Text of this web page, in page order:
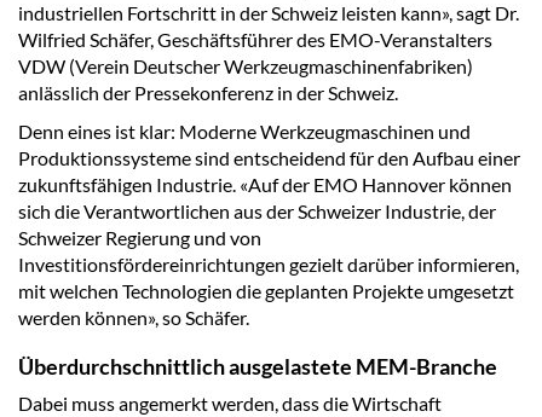
industriellen Fortschritt in der Schweiz leisten kann», sagt Dr.
Wilfried Schäfer, Geschäftsführer des EMO-Veranstalters
VDW (Verein Deutscher Werkzeugmaschinenfabriken)
anlässlich der Pressekonferenz in der Schweiz.
Denn eines ist klar: Moderne Werkzeugmaschinen und
Produktionssysteme sind entscheidend für den Aufbau einer
zukunftsfähigen Industrie. «Auf der EMO Hannover können
sich die Verantwortlichen aus der Schweizer Industrie, der
Schweizer Regierung und von
Investitionsfördereinrichtungen gezielt darüber informieren,
mit welchen Technologien die geplanten Projekte umgesetzt
werden können», so Schäfer.
Überdurchschnittlich ausgelastete MEM-Branche
Dabei muss angemerkt werden, dass die Wirtschaft